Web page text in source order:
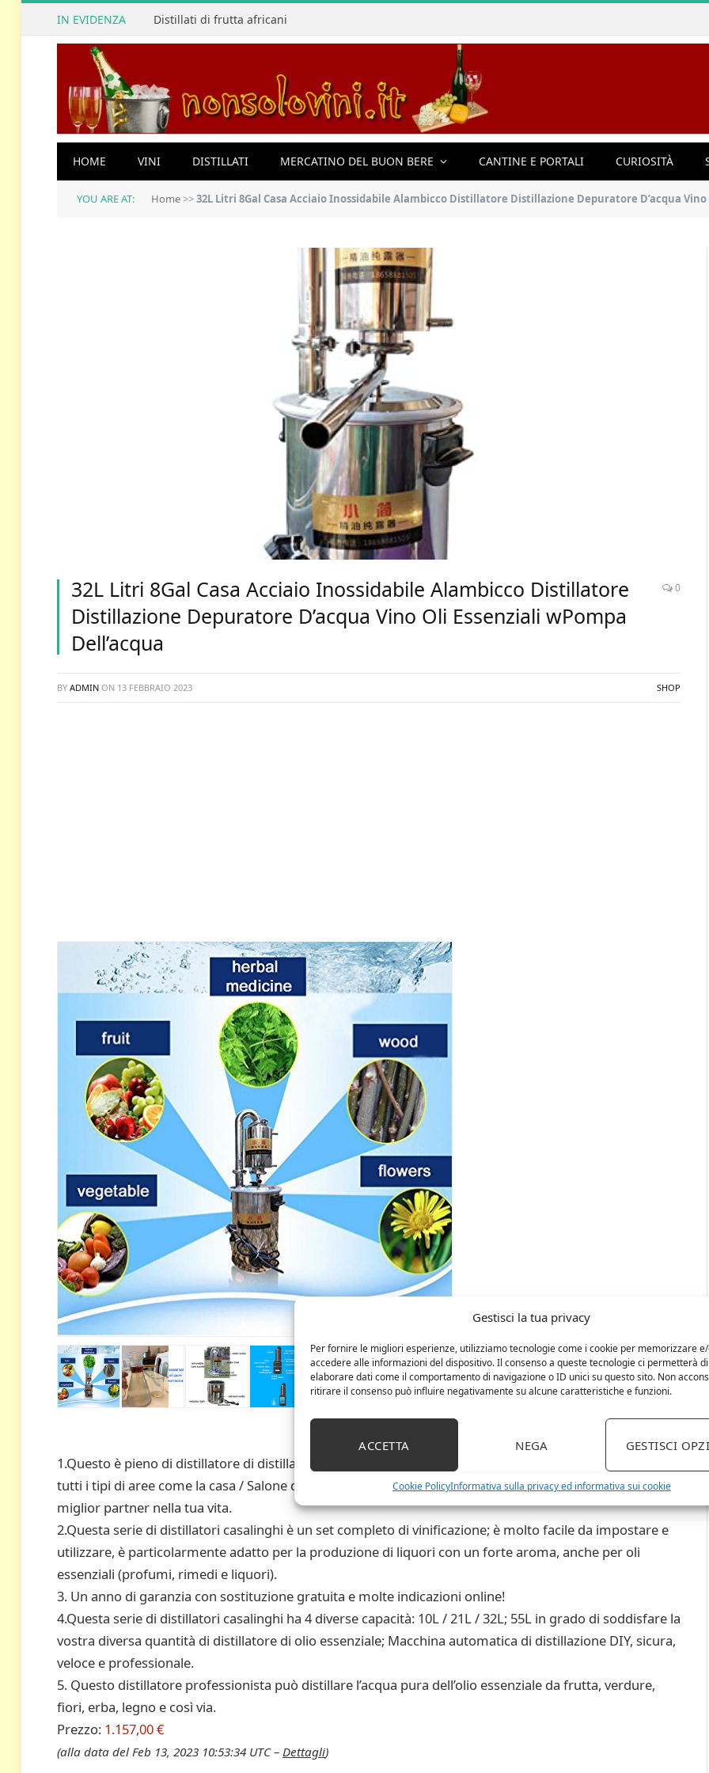
Gestisci la tua privacy
Per fornire le migliori esperienze, utilizziamo tecnologie come i cookie per memorizzare
accedere alle informazioni del dispositivo. Il consenso a queste tecnologie ci permetterà di
elaborare dati come il comportamento di navigazione o ID unici su questo sito. Non
ritirare il consenso può influire negativamente su alcune caratteristiche e funzioni.
ACCETTA NEGA GESTISCI
Cookie PolicyInformativa sulla privacy ed informativa sui cookie
IN EVIDENZA Distillati di frutta africani
HOME VINI DISTILLATI MERCATINO DEL BUON BERE CANTINE E PORTALI CURIOSITÀ
YOU ARE AT: Home>>32L Litri 8Gal Casa Acciaio Inossidabile Alambicco Distillatore Distillazione Depuratore D’acqua Vino
32L Litri 8Gal Casa Acciaio Inossidabile Alambicco Distillatore
Distillazione Depuratore D’acqua Vino Oli Essenziali wPompa
Dell’acqua
0
BY ADMIN ON 13 FEBBRAIO 2023 SHOP
1.Questo è pieno di distillatore di distillatore di olio essenziale ancora chiaro, è ampiamente usato in
tutti i tipi di aree come la casa / Salone di bellezza / Laboratorio / Orto botanico / Bellezza e così via, il
miglior partner nella tua vita.
2.Questa serie di distillatori casalinghi è un set completo di vinificazione; è molto facile da impostare e
utilizzare, è particolarmente adatto per la produzione di liquori con un forte aroma, anche per oli
essenziali (profumi, rimedi e liquori).
3. Un anno di garanzia con sostituzione gratuita e molte indicazioni online!
4.Questa serie di distillatori casalinghi ha 4 diverse capacità: 10L / 21L / 32L; 55L in grado di soddisfare la
vostra diversa quantità di distillatore di olio essenziale; Macchina automatica di distillazione DIY, sicura,
veloce e professionale.
5. Questo distillatore professionista può distillare l’acqua pura dell’olio essenziale da frutta, verdure,
fiori, erba, legno e così via.
Prezzo: 1.157,00 €
(alla data del Feb 13, 2023 10:53:34 UTC – Dettagli)